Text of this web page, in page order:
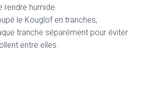
rendre humide.
le Kouglof en tranches,
tranche séparément pour éviter
entre elles.